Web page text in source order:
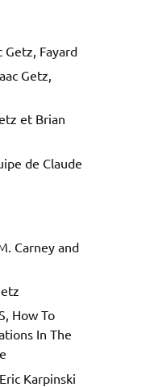
Getz, Fayard
Getz,
et Brian
de Claude
Carney and
How To
In The
Karpinski